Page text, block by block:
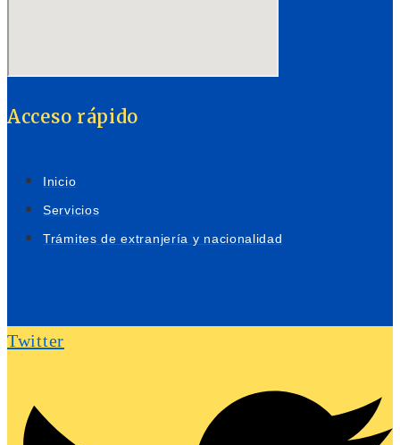
Acceso rápido
Inicio
Servicios
Trámites de extranjería y nacionalidad
Twitter